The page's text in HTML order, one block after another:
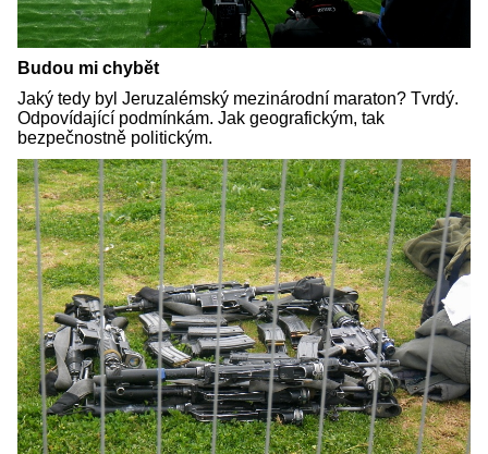
Budou mi chybět
Jaký tedy byl Jeruzalémský mezinárodní maraton? Tvrdý.
Odpovídající podmínkám. Jak geografickým, tak
bezpečnostně politickým.